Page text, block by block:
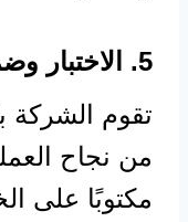
5. الاختبار وضمان الجودة
تقوم الشركة
من نجاح
مكتوبًا على